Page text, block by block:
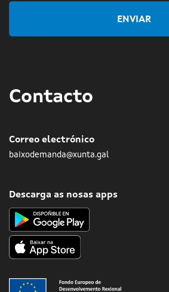
ENVIAR
Contacto
Correo electrónico
baixodemanda@xunta.gal
Descarga as nosas apps